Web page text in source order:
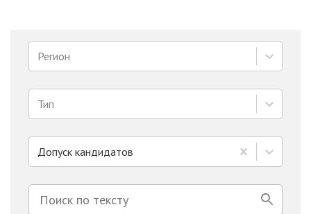
Регион
Тип
Допуск кандидатов